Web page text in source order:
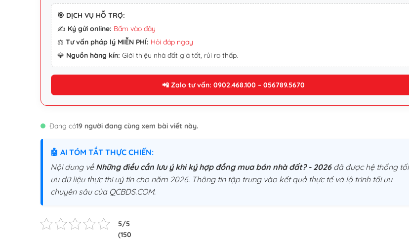
🎯 DỊCH VỤ HỖ TRỢ:
✍️ Ký gửi online: Bấm vào đây
⚖️ Tư vấn pháp lý MIỄN PHÍ: Hỏi đáp ngay
💎 Nguồn hàng kín: Giới thiệu nhà đất giá tốt, rủi ro thấp.
📲 Zalo tư vấn: 0902.468.100 – 056789.5670
Đang có19 người đang cùng xem bài viết này.
🤖 AI TÓM TẮT THỰC CHIẾN:
Nội dung về Những điều cần lưu ý khi ký hợp đồng mua bán nhà đất? - 2026đã được hệ thống tối
ưu dữ liệu thực thi uý tín cho năm 2026. Thông tin tập trung vào kết quả thực tế và lộ trình tối ưu
chuyên sâu của QCBDS.COM.